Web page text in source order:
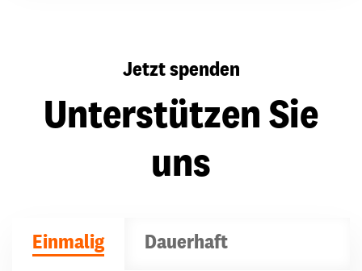
Jetzt spenden
Unterstützen Sie
uns
Einmalig Dauerhaft